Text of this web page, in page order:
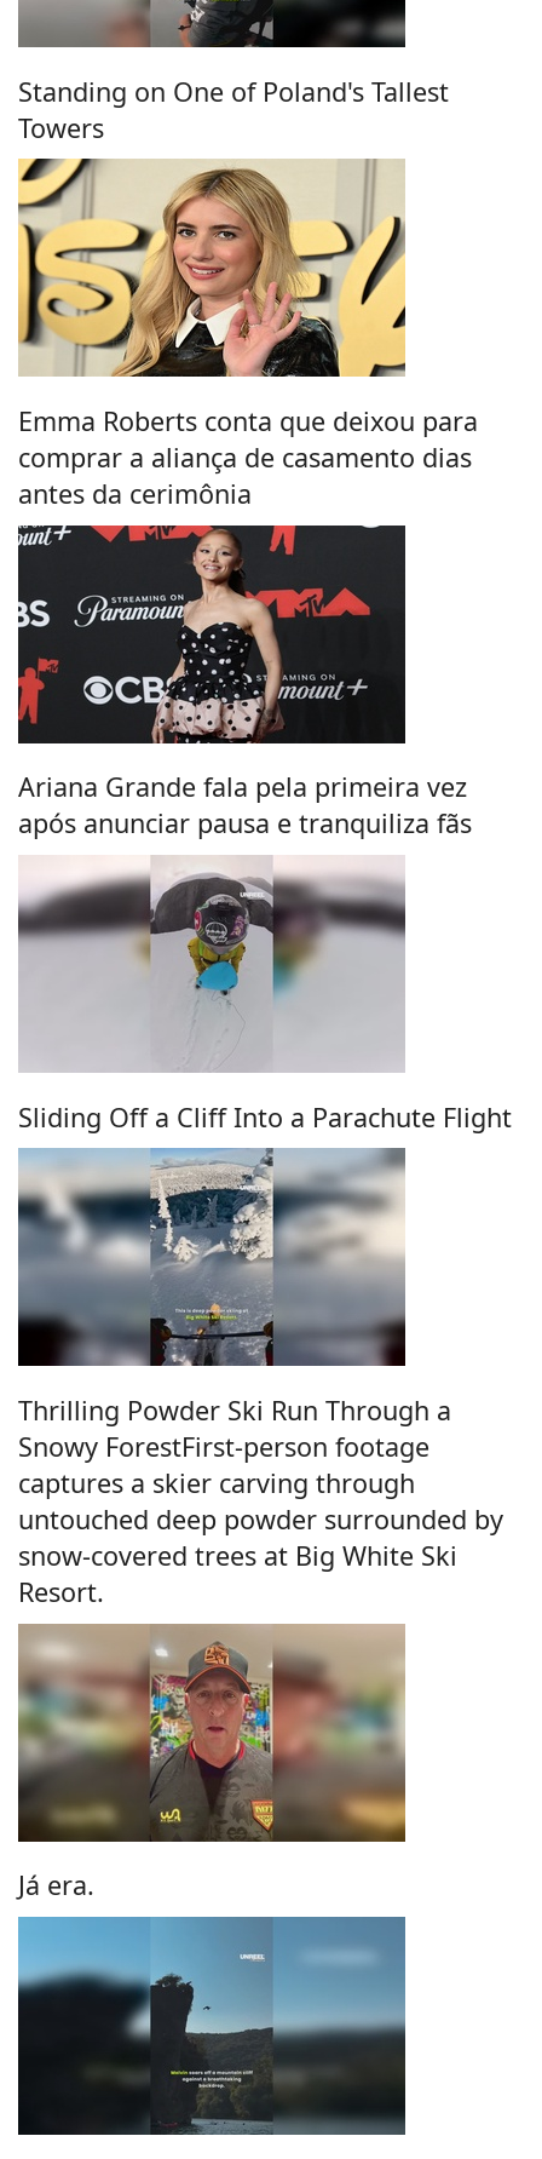
Standing on One of Poland's Tallest
Towers
Emma Roberts conta que deixou para
comprar a aliança de casamento dias
antes da cerimônia
Ariana Grande fala pela primeira vez
após anunciar pausa e tranquiliza fãs
Sliding Off a Cliff Into a Parachute Flight
Thrilling Powder Ski Run Through a
Snowy ForestFirst-person footage
captures a skier carving through
untouched deep powder surrounded by
snow-covered trees at Big White Ski
Resort.
Já era.